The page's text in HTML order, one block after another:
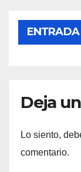
Deja
Lo siento,
comentario.